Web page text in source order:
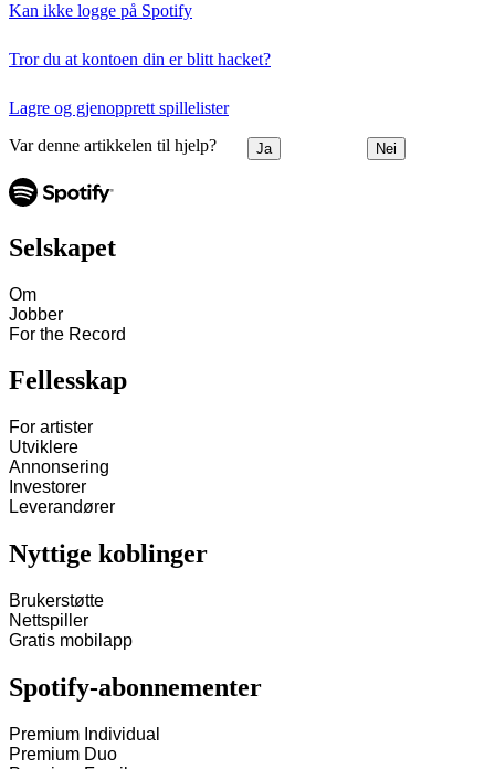
Kan ikke logge på Spotify
Tror du at kontoen din er blitt hacket?
Lagre og gjenopprett spillelister
Var denne artikkelen til hjelp? Ja Nei
Selskapet
Om
Jobber
For the Record
Fellesskap
For artister
Utviklere
Annonsering
Investorer
Leverandører
Nyttige koblinger
Brukerstøtte
Nettspiller
Gratis mobilapp
Spotify-abonnementer
Premium Individual
Premium Duo